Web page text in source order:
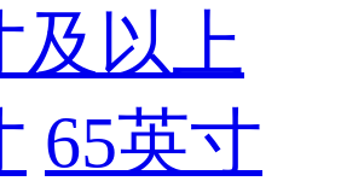
及以上
65英寸